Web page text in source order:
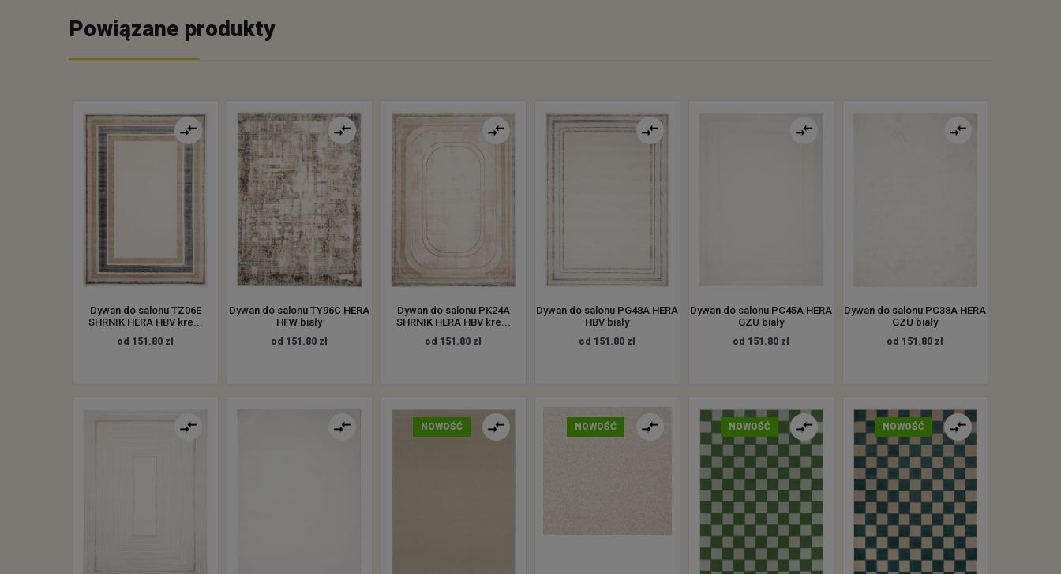
Powiązane produkty
Dywan do salonu TZ06E
SHRNIK HERA HBV kre...
od 151.80 zł
Dywan do salonu TY96C HERA
HFW biały
od 151.80 zł
Dywan do salonu PK24A
SHRNIK HERA HBV kre...
od 151.80 zł
Dywan do salonu PG48A HERA
HBV biały
od 151.80 zł
Dywan do salonu PC45A HERA
GZU biały
od 151.80 zł
Dywan do salonu PC38A HERA
GZU biały
od 151.80 zł
NOWOŚĆ NOWOŚĆ NOWOŚĆ NOWOŚĆ